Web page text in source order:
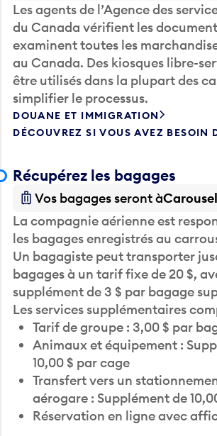
Les agents de l’Agence des
du Canada vérifient les
examinent toutes les
au Canada. Des kiosques libre-
être utilisés dans la plupart des
simplifier le processus.
DOUANE ET IMMIGRATION
DÉCOUVREZ SI VOUS AVEZ BESOIN
Récupérez les bagages
Vos bagages seront à
La compagnie aérienne est
les bagages enregistrés au
Un bagagiste peut transporter
bagages à un tarif fixe de 20 $,
supplément de 3 $ par bagage
Les services supplémentaires
Tarif de groupe : 3,00 $ par
Animaux et équipement :
10,00 $ par cage
Transfert vers un
aérogare : Supplément de
Réservation en ligne avec